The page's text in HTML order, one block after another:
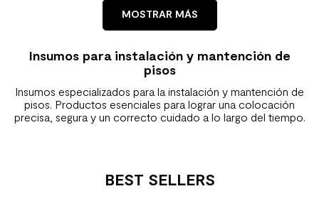
MOSTRAR MÁS
Insumos para instalación y mantención de
pisos
Insumos especializados para la instalación y mantención de
pisos. Productos esenciales para lograr una colocación
precisa, segura y un correcto cuidado a lo largo del tiempo.
BEST SELLERS